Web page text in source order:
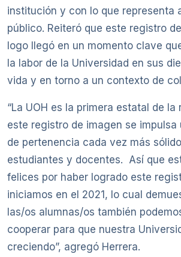
institución y con lo que representa
público. Reiteró que este registro
logo llegó en un momento clave
la labor de la Universidad en sus
vida y en torno a un contexto de
“La UOH es la primera estatal de la
este registro de imagen se impulsa
de pertenencia cada vez más
estudiantes y docentes. Así que
felices por haber logrado este
iniciamos en el 2021, lo cual
las/os alumnas/os también
cooperar para que nuestra
creciendo”, agregó Herrera.